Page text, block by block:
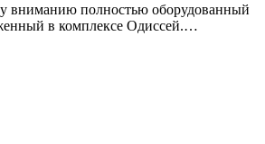
вниманию полностью оборудованный
в комплексе Одиссей.…